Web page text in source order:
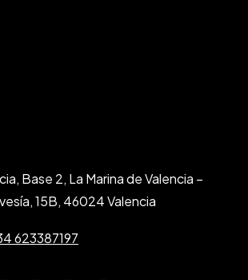
Base 2, La Marina de Valencia –
15B, 46024 Valencia
623387197